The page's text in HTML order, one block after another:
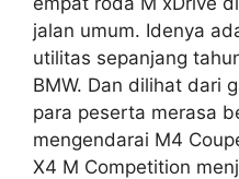
jalan umum. Idenya
utilitas sepanjang
BMW. Dan dilihat dari
para peserta merasa
mengendarai M4
X4 M Competition